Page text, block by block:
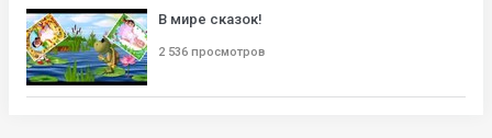
В мире сказок!
2 536 просмотров